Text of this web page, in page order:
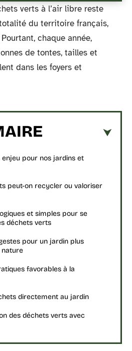
verts à l’air libre reste
du territoire français,
chaque année,
de tontes, tailles et
dans les foyers et
enjeu pour nos jardins et
peut-on recycler ou valoriser
et simples pour se
déchets verts
pour un jardin plus
nature
favorables à la
directement au jardin
des déchets verts avec